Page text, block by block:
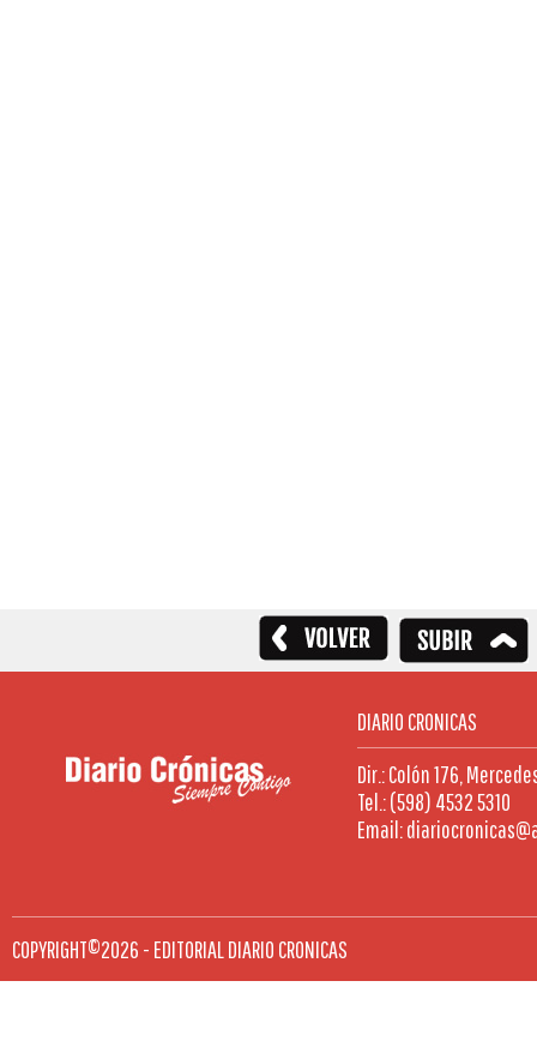
DIARIO CRONICAS
Dir.: Colón 176,
Tel.: (598) 4532 5310
Email:
COPYRIGHT©2026 - EDITORIAL DIARIO CRONICAS